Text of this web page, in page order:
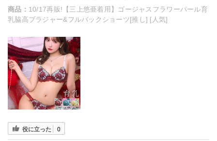
商品： 10/17再販!【三上悠亜着用】ゴージャスフラワーパール育
乳脇高ブラジャー&フルバックショーツ[推し] [人気]
役に立った 0